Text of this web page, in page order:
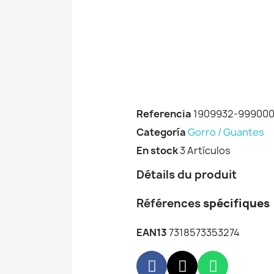
Referencia 1909932-999000
CategoríaGorro / Guantes
En stock3 Artículos
Détails du produit
Références spécifiques
EAN137318573353274